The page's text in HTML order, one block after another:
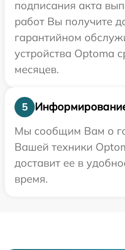
подписания акта
работ Вы получите
гарантийном
устройства Optoma
месяцев.
5
Мы сообщим Вам о
Вашей техники
доставит ее в
время.